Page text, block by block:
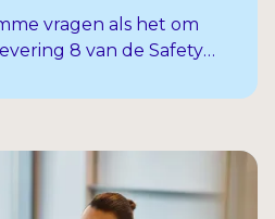
vragen als het om
8 van de Safety
van vragen. Wat doe je
te lossen?